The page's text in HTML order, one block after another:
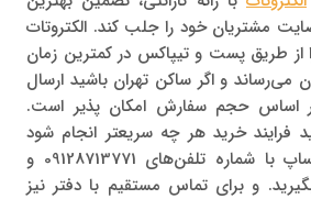
مشتریان خود را جلب کند. الکتروتات
از طریق پست و تیپاکس در کمترین زمان
و اگر ساکن تهران باشید ارسال
اساس حجم سفارش امکان پذیر است.
فرایند خرید هر چه سریعتر انجام شود
می‌توانید از طریق واتساپ با شماره‌ تلفن‌های 09128713771 و
تماس بگیرید. و برای تماس مستقیم با دفتر نیز